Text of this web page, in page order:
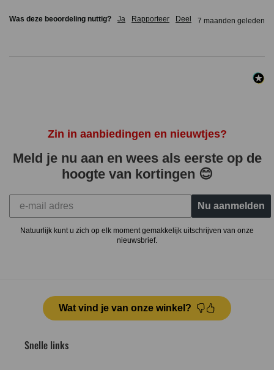
Was deze beoordeling nuttig? Ja Rapporteer Deel 7 maanden geleden
Zin in aanbiedingen en nieuwtjes?
Meld je nu aan en wees als eerste op de
hoogte van kortingen 😊
Nu aanmelden
Natuurlijk kunt u zich op elk moment gemakkelijk uitschrijven van onze
nieuwsbrief.
Wat vind je van onze winkel?
Snelle links